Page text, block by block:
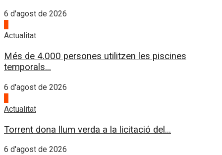
6 d'agost de 2026
Actualitat
Més de 4.000 persones utilitzen les piscines
temporals...
6 d'agost de 2026
Actualitat
Torrent dona llum verda a la licitació del...
6 d'agost de 2026